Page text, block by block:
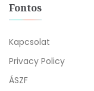
Fontos
Kapcsolat
Privacy Policy
ÁSZF